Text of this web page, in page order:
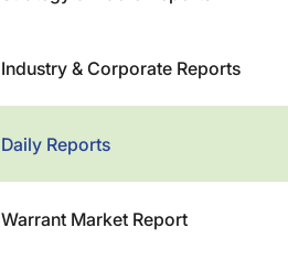
Industry & Corporate Reports
Daily Reports
Warrant Market Report